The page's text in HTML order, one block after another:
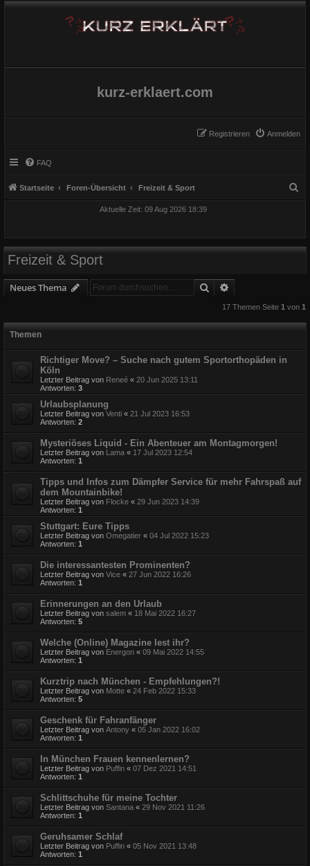
kurz-erklaert.com
Anmelden
Registrieren
FAQ
Startseite Foren-Übersicht Freizeit & Sport
Aktuelle Zeit: 09 Aug 2026 18:39
Freizeit & Sport
Neues Thema Suche
17 Themen Seite 1 von 1
Themen
Richtiger Move? – Suche nach gutem Sportorthopäden in
Köln
Letzter Beitrag von Reneé « 20 Jun 2025 13:11
Antworten: 3
Urlaubsplanung
Letzter Beitrag von Venti « 21 Jul 2023 16:53
Antworten: 2
Mysteriöses Liquid - Ein Abenteuer am Montagmorgen!
Letzter Beitrag von Lama « 17 Jul 2023 12:54
Antworten: 1
Tipps und Infos zum Dämpfer Service für mehr Fahrspaß auf
dem Mountainbike!
Letzter Beitrag von Flocke « 29 Jun 2023 14:39
Antworten: 1
Stuttgart: Eure Tipps
Letzter Beitrag von Omegatier « 04 Jul 2022 15:23
Antworten: 1
Die interessantesten Prominenten?
Letzter Beitrag von Vice « 27 Jun 2022 16:26
Antworten: 1
Erinnerungen an den Urlaub
Letzter Beitrag von salem « 18 Mai 2022 16:27
Antworten: 5
Welche (Online) Magazine lest ihr?
Letzter Beitrag von Energon « 09 Mai 2022 14:55
Antworten: 1
Kurztrip nach München - Empfehlungen?!
Letzter Beitrag von Motte « 24 Feb 2022 15:33
Antworten: 5
Geschenk für Fahranfänger
Letzter Beitrag von Antony « 05 Jan 2022 16:02
Antworten: 1
In München Frauen kennenlernen?
Letzter Beitrag von Puffin « 07 Dez 2021 14:51
Antworten: 1
Schlittschuhe für meine Tochter
Letzter Beitrag von Santana « 29 Nov 2021 11:26
Antworten: 1
Geruhsamer Schlaf
Letzter Beitrag von Puffin « 05 Nov 2021 13:48
Antworten: 1